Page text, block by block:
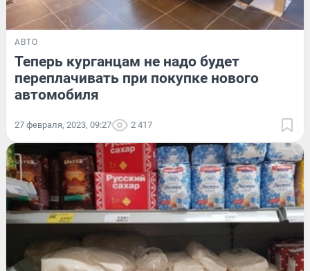
АВТО
Теперь курганцам не надо будет
переплачивать при покупке нового
автомобиля
27 февраля, 2023, 09:27 2 417